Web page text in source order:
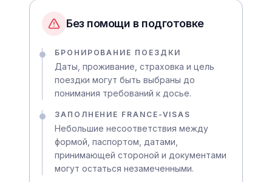
Без помощи в подготовке
БРОНИРОВАНИЕ ПОЕЗДКИ
Даты, проживание, страховка и цель
поездки могут быть выбраны до
понимания требований к досье.
ЗАПОЛНЕНИЕ FRANCE-VISAS
Небольшие несоответствия между
формой, паспортом, датами,
принимающей стороной и документами
могут остаться незамеченными.